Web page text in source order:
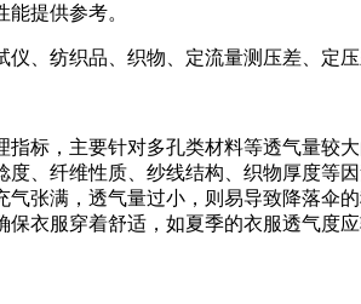
提供参考。
仪、纺织品、织物、定流量测压差、定
标，主要针对多孔类材料等透气量
、纤维性质、纱线结构、织物厚度
张满，透气量过小，则易导致降落
衣服穿着舒适，如夏季的衣服透气